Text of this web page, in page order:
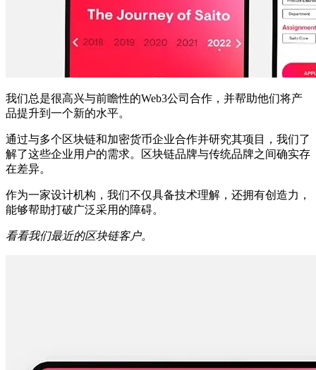
我们总是很高兴与前瞻性的Web3公司合作，并帮助他们将产
品提升到一个新的水平。
通过与多个区块链和加密货币企业合作并研究其项目，我们了
解了这些企业用户的需求。区块链品牌与传统品牌之间确实存
在差异。
作为一家设计机构，我们不仅具备技术理解，还拥有创造力，
能够帮助打破广泛采用的障碍。
看看我们最近的区块链客户。